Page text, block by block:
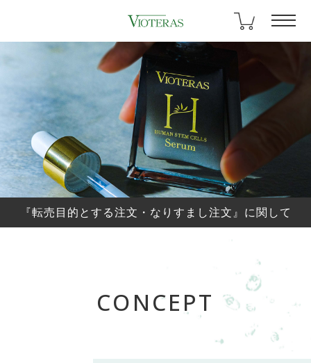
『転売目的とする注文・なりすまし注文』に関して
CONCEPT